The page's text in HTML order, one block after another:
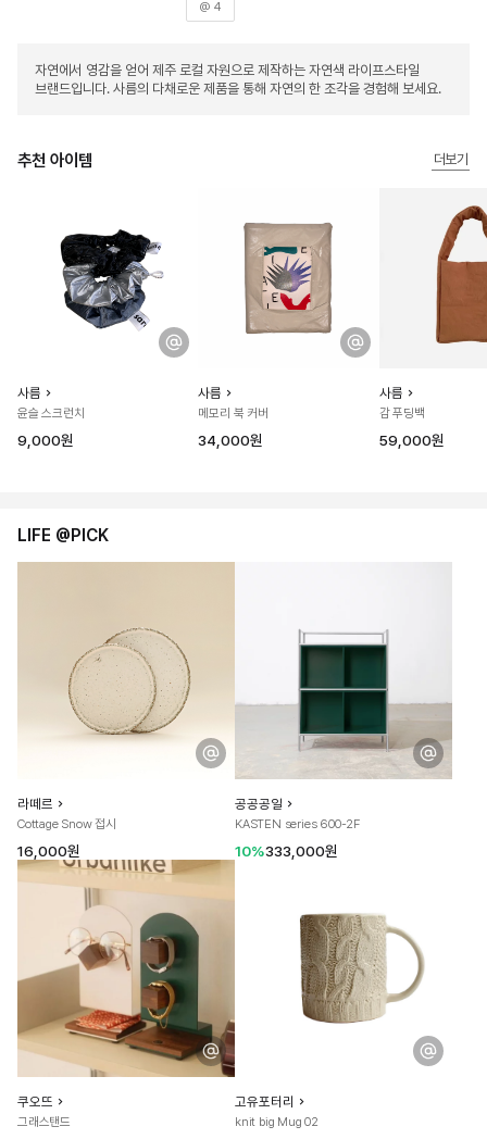
@ 4
자연에서 영감을 얻어 제주 로컬 자원으로 제작하는 자연색 라이프스타일
브랜드입니다. 사름의 다채로운 제품을 통해 자연의 한 조각을 경험해 보세요.
추천 아이템 더보기
사름
윤슬 스크런치
9,000원
사름
메모리 북 커버
34,000원
사름
감 푸딩백
59,000원
LIFE @PICK
라떼르
Cottage Snow 접시
16,000원
공공공일
KASTEN series 600-2F
10%333,000원
쿠오뜨
그래스탠드
고유포터리
knit big Mug 02